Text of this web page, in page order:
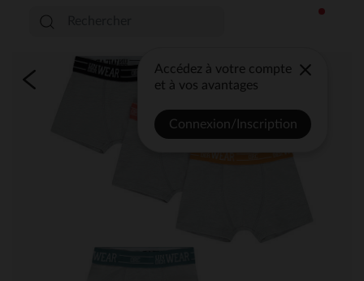
Accédez à votre compte
et à vos avantages
Connexion/Inscription